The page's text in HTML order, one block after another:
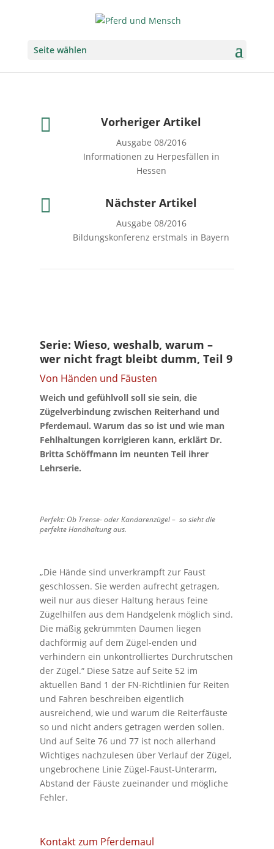
Seite wählen
 Vorheriger Artikel
Ausgabe 08/2016
Informationen zu Herpesfällen in
Hessen
 Nächster Artikel
Ausgabe 08/2016
Bildungskonferenz erstmals in Bayern
Serie: Wieso, weshalb, warum –
wer nicht fragt bleibt dumm, Teil 9
Von Händen und Fäusten
Weich und gefühlvoll soll sie sein, die
Zügelverbindung zwischen Reiterhand und
Pferdemaul. Warum das so ist und wie man
Fehlhaltungen korrigieren kann, erklärt Dr.
Britta Schöffmann im neunten Teil ihrer
Lehrserie.
Perfekt: Ob Trense- oder Kandaren­zügel – so sieht die
perfekte Handhaltung aus.
„Die Hände sind unverkrampft zur Faust
geschlossen. Sie werden aufrecht getragen,
weil nur aus dieser Haltung heraus feine
Zügelhilfen aus dem Handgelenk möglich sind.
Die mäßig gekrümmten Daumen liegen
dachförmig auf dem Zügel-enden und
verhindern ein unkontrolliertes Durchrutschen
der Zügel.“ Diese Sätze auf Seite 52 im
aktuellen Band 1 der FN-Richtlinien für Reiten
und Fahren beschreiben eigentlich
ausreichend, wie und warum die Reiterfäuste
so und nicht anders getragen werden sollen.
Und auf Seite 76 und 77 ist noch allerhand
Wichtiges nachzulesen über Verlauf der Zügel,
ungebrochene Linie Zügel-Faust-Unterarm,
Abstand der Fäuste zueinander und mögliche
Fehler.
Kontakt zum Pferdemaul